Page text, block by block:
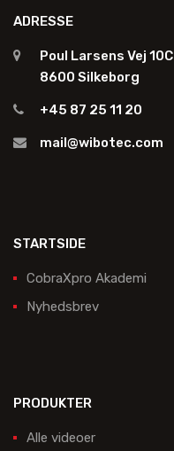
ADRESSE
Poul Larsens Vej 10C
8600 Silkeborg
+45 87 25 11 20
mail@wibotec.com
STARTSIDE
CobraXpro Akademi
Nyhedsbrev
PRODUKTER
Alle videoer